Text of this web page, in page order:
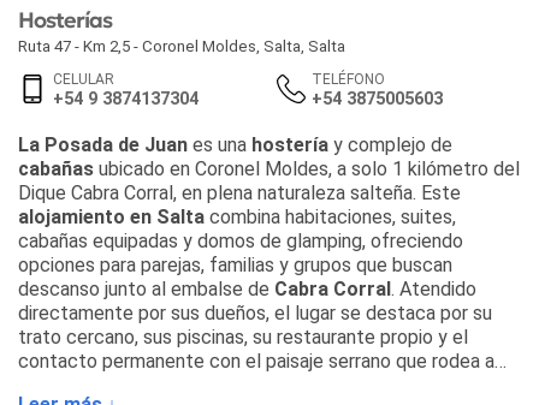
Hosterías
Ruta 47 - Km 2,5 - Coronel Moldes Salta Salta
CELULAR
+54 9 3874137304
TELÉFONO
+54 3875005603
La Posada de Juan es una hostería y complejo de
cabañas ubicado en Coronel Moldes, a solo 1 kilómetro del
Dique Cabra Corral, en plena naturaleza salteña. Este
alojamiento en Salta combina habitaciones, suites,
cabañas equipadas y domos de glamping, ofreciendo
opciones para parejas, familias y grupos que buscan
descanso junto al embalse de Cabra Corral. Atendido
directamente por sus dueños, el lugar se destaca por su
trato cercano, sus piscinas, su restaurante propio y el
contacto permanente con el paisaje serrano que rodea a